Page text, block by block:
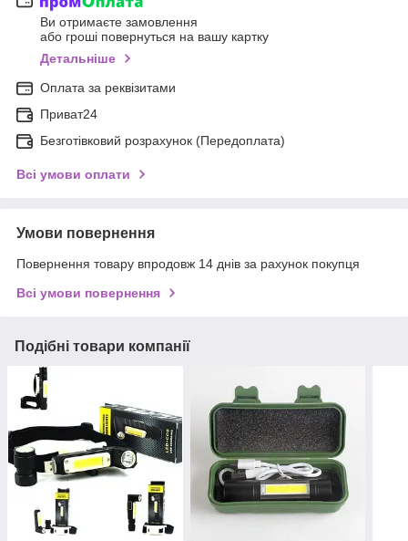
Ви отримаєте замовлення
або гроші повернуться на вашу картку
Детальніше
Оплата за реквізитами
Приват24
Безготівковий розрахунок (Передоплата)
Всі умови оплати
Умови повернення
Повернення товару впродовж 14 днів за рахунок покупця
Всі умови повернення
Подібні товари компанії